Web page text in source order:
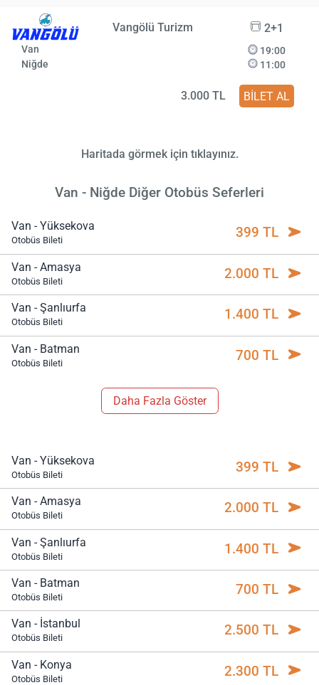
Vangölü Turizm 2+1
Van
Niğde
19:00
11:00
3.000 TL BİLET AL
Haritada görmek için tıklayınız.
Van - Niğde Diğer Otobüs Seferleri
Van - Yüksekova
Otobüs Bileti 399 TL
Van - Amasya
Otobüs Bileti 2.000 TL
Van - Şanlıurfa
Otobüs Bileti 1.400 TL
Van - Batman
Otobüs Bileti 700 TL
Daha Fazla Göster
Van - Yüksekova
Otobüs Bileti 399 TL
Van - Amasya
Otobüs Bileti 2.000 TL
Van - Şanlıurfa
Otobüs Bileti 1.400 TL
Van - Batman
Otobüs Bileti 700 TL
Van - İstanbul
Otobüs Bileti 2.500 TL
Van - Konya
Otobüs Bileti 2.300 TL